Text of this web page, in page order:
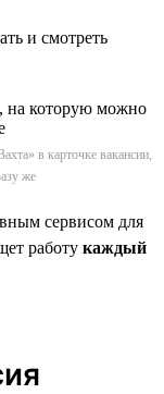
и смотреть
в карточке вакансии,
же
сервисом для
работу каждый